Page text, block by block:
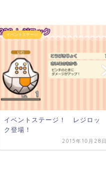
イベントステージ
イベントステージ！ レジロッ
ク登場！
2015年10月28日